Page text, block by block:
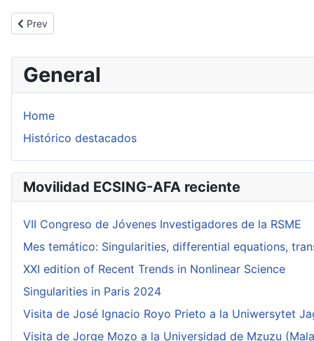
General
Home
Histórico destacados
Movilidad ECSING-AFA reciente
VII Congreso de Jóvenes Investigadores de la RSME
Mes temático: Singularities, differential equations,
XXI edition of Recent Trends in Nonlinear Science
Singularities in Paris 2024
Visita de José Ignacio Royo Prieto a la Uniwersytet
Visita de Jorge Mozo a la Universidad de Mzuzu
Previous article: MADDMATHS!
Prev